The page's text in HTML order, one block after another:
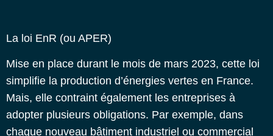
La loi EnR (ou APER)
Mise en place durant le mois de mars 2023, cette loi
simplifie la production d’énergies vertes en France.
Mais, elle contraint également les entreprises à
adopter plusieurs obligations. Par exemple, dans
chaque nouveau bâtiment industriel ou commercial